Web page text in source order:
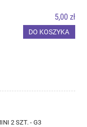
5,00 zł
DO KOSZYKA
2 SZT. - G3